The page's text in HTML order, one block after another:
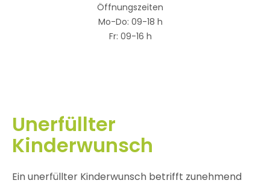
Öffnungszeiten
Mo-Do: 09-18 h
Fr: 09-16 h
Unerfüllter
Kinderwunsch
Ein unerfüllter Kinderwunsch betrifft zunehmend